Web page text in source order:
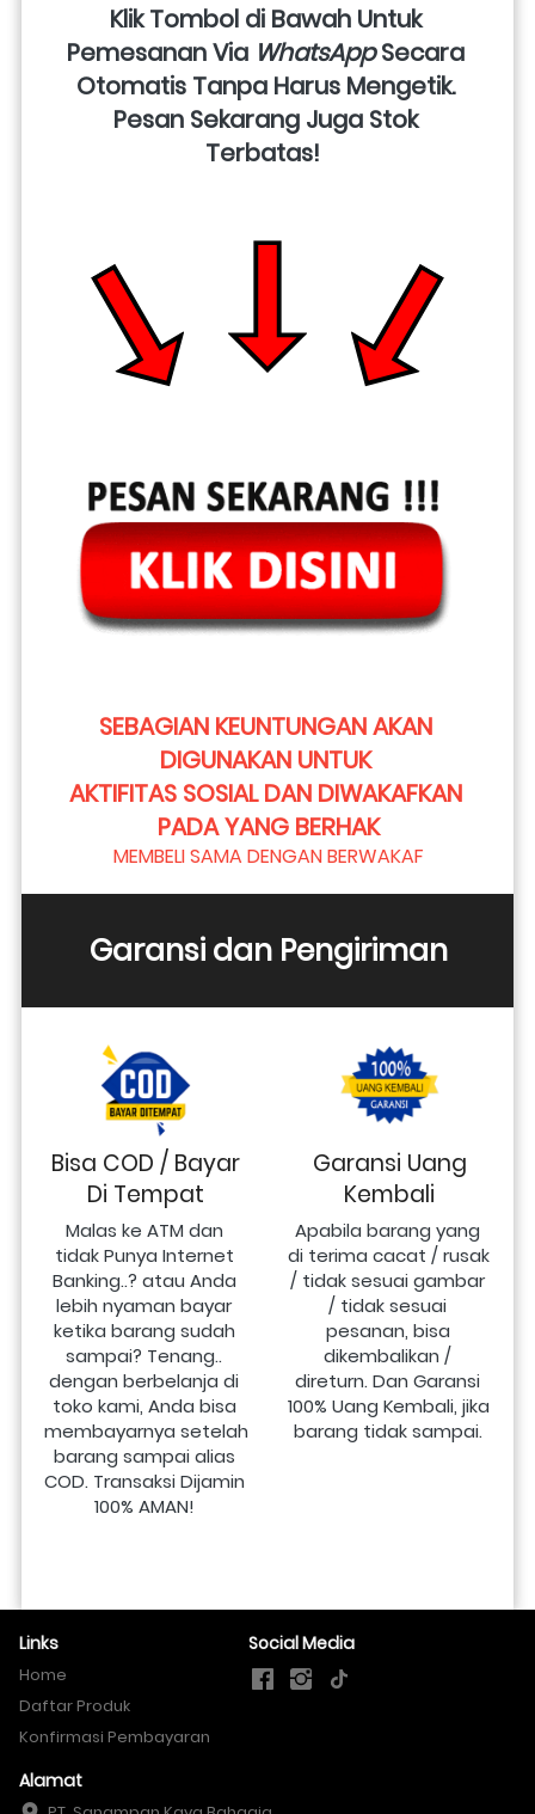
Klik Tombol di Bawah Untuk
Pemesanan Via WhatsApp Secara
Otomatis Tanpa Harus Mengetik.
Pesan Sekarang Juga Stok
Terbatas!
SEBAGIAN KEUNTUNGAN AKAN
DIGUNAKAN UNTUK
AKTIFITAS SOSIAL DAN DIWAKAFKAN
PADA YANG BERHAK
MEMBELI SAMA DENGAN BERWAKAF
Garansi dan Pengiriman
Bisa COD / Bayar
Di Tempat
Malas ke ATM dan
tidak Punya Internet
Banking..? atau Anda
lebih nyaman bayar
ketika barang sudah
sampai? Tenang..
dengan berbelanja di
toko kami, Anda bisa
membayarnya setelah
barang sampai alias
COD. Transaksi Dijamin
100% AMAN!
Garansi Uang
Kembali
Apabila barang yang
di terima cacat / rusak
/ tidak sesuai gambar
/ tidak sesuai
pesanan, bisa
dikembalikan /
direturn. Dan Garansi
100% Uang Kembali, jika
barang tidak sampai.
Links
Home
Daftar Produk
Konfirmasi Pembayaran
Social Media
Alamat